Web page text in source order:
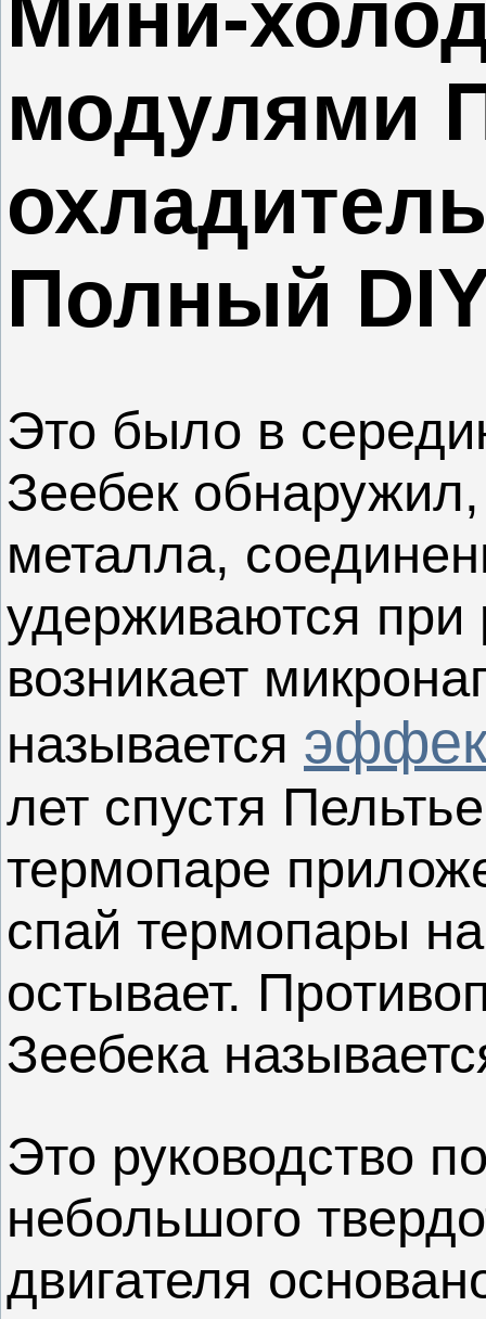
модулями
Полный
Это было в
Зеебек
металла,
удерживаются при
возникает
называется
лет спустя
термопаре
спай термопары
остывает.
Зеебека
Это руководство
небольшого
двигателя